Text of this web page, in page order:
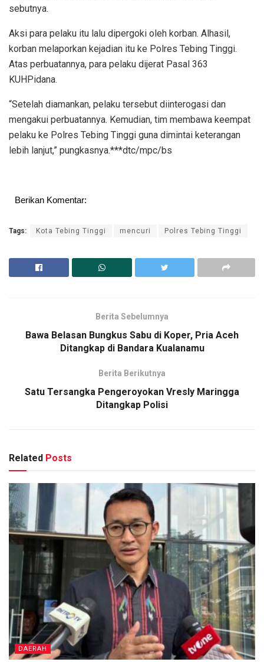
sebutnya.
Aksi para pelaku itu lalu dipergoki oleh korban. Alhasil,
korban melaporkan kejadian itu ke Polres Tebing Tinggi.
Atas perbuatannya, para pelaku dijerat Pasal 363
KUHPidana.
“Setelah diamankan, pelaku tersebut diinterogasi dan
mengakui perbuatannya. Kemudian, tim membawa keempat
pelaku ke Polres Tebing Tinggi guna dimintai keterangan
lebih lanjut,” pungkasnya.***dtc/mpc/bs
Berikan Komentar:
Tags: Kota Tebing Tinggi mencuri Polres Tebing Tinggi
Berita Sebelumnya
Bawa Belasan Bungkus Sabu di Koper, Pria Aceh
Ditangkap di Bandara Kualanamu
Berita Berikutnya
Satu Tersangka Pengeroyokan Vresly Maringga
Ditangkap Polisi
Related Posts
DAERAH